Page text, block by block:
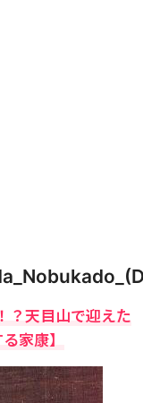
？天目山で迎えた
家康】